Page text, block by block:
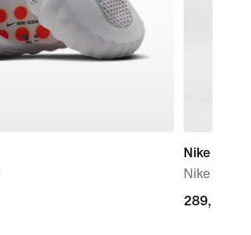
Nike
Nike Dri-
289,00 kr
289,00 kr